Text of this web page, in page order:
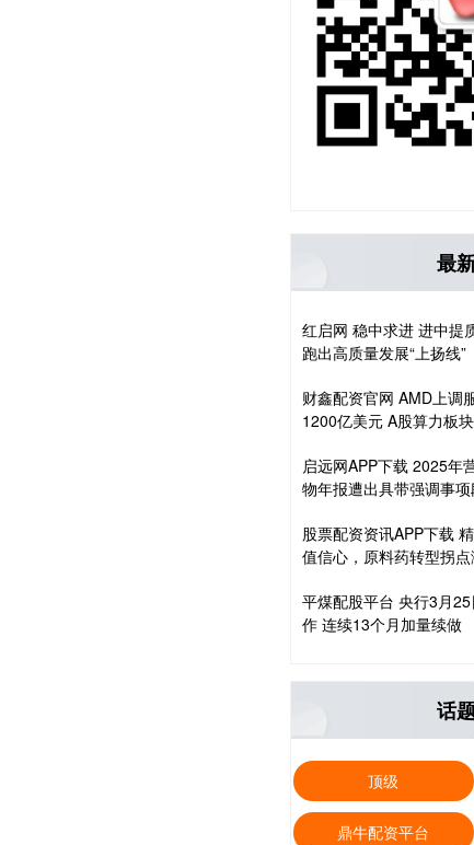
最
红启网 稳中求进 进中提
跑出高质量发展“上扬线”
财鑫配资官网 AMD上调
1200亿美元 A股算力板
启远网APP下载 2025年
物年报遭出具带强调事
股票配资资讯APP下载
值信心，原料药转型拐点
平煤配股平台 央行3月
作 连续13个月加量续做
话
顶级
鼎牛配资平台